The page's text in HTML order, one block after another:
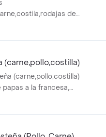
de
jamón de cerdo,
(carne,pollo,costilla)
(carne,pollo,costilla)
a la francesa,
lechuga, maíz papa